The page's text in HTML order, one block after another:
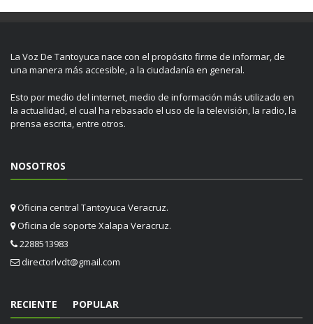
La Voz De Tantoyuca nace con el propósito firme de informar, de
una manera más accesible, a la ciudadanía en general.
Esto por medio del internet, medio de información más utilizado en
la actualidad, el cual ha rebasado el uso de la televisión, la radio, la
prensa escrita, entre otros.
NOSOTROS
Oficina central Tantoyuca Veracruz.
Oficina de soporte Xalapa Veracruz.
2288513983
directorlvdt@gmail.com
RECIENTE POPULAR